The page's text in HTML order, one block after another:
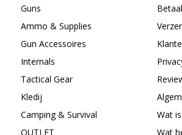
Guns
Ammo & Supplies
Gun Accessoires
Internals
Tactical Gear
Kledij
Camping & Survival
OUTLET
Wat
Wat